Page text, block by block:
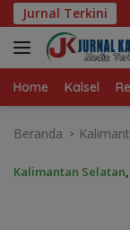
Langsung
ke
konten
Jurnal Terkini
KIP Hadapi
Home Kalsel
Beranda
Kalimantan Selatan,